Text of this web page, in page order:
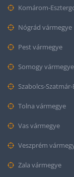
Komárom-
Nógrád vármegye
Pest vármegye
Somogy vármegye
Szabolcs-
Tolna vármegye
Vas vármegye
Veszprém
Zala vármegye